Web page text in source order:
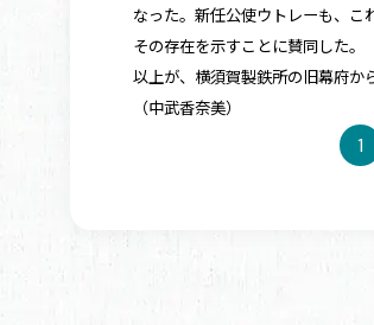
なった。新任公使ウトレーも、こ
その存在を示すことに賛同した。
以上が、横須賀製鉄所の旧幕府か
（中武香奈美）
1